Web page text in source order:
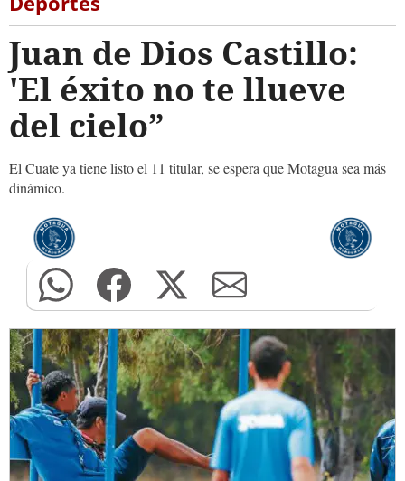
Juan de Dios Castillo:
'El éxito no te llueve
del cielo”
El Cuate ya tiene listo el 11 titular, se espera que Motagua sea más
dinámico.